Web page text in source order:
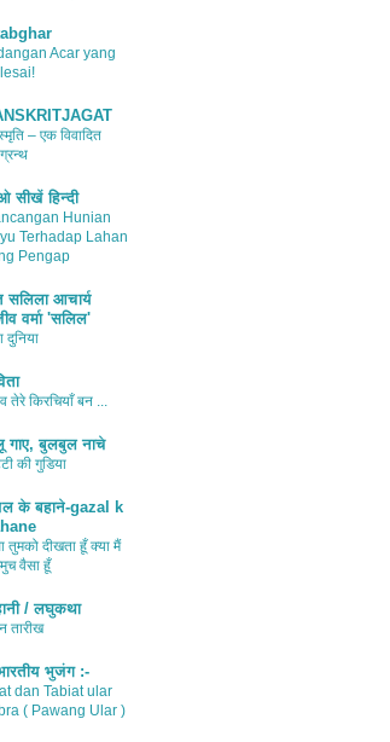
Acar yang
– एक विवादित
सीखें हिन्दी
Hunian
Terhadap Lahan
Pengap
सलिला आचार्य
वर्मा 'सलिल'
दुनिया
तेरे किरचियाँ बन ...
गाए, बुलबुल नाचे
की गुडिया
के बहाने-gazal k
तुमको दीखता हूँ क्या मैं
वैसा हूँ
/ लघुकथा
तारीख
भुजंग :-
dan Tabiat ular
( Pawang Ular )